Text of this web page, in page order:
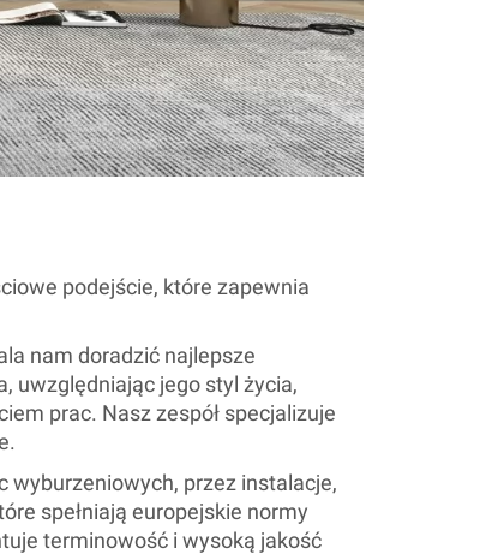
podejście, które zapewnia
nam doradzić najlepsze
uwzględniając jego styl życia,
prac. Nasz zespół specjalizuje
przez instalacje,
spełniają europejskie normy
terminowość i wysoką jakość